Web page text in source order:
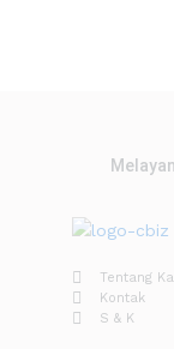
Tentang
Kontak
S & K